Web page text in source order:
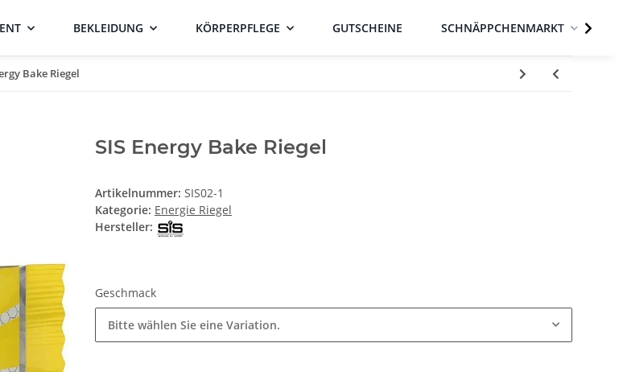
BEKLEIDUNG KÖRPERPFLEGE GUTSCHEINE SCHNÄPPCHENMARKT
Bake Riegel
SIS Energy Bake Riegel
Artikelnummer: SIS02-1
Kategorie: Energie Riegel
Hersteller:
Geschmack
Bitte wählen Sie eine Variation.